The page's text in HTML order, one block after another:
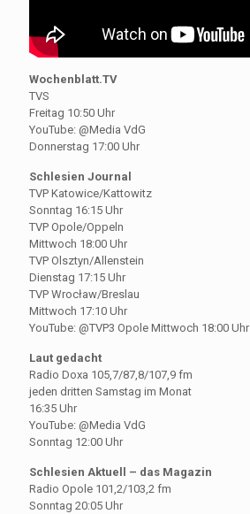
Wochenblatt.TV
TVS
Freitag 10:50 Uhr
YouTube: @Media VdG
Donnerstag 17:00 Uhr
Schlesien Journal
TVP Katowice/Kattowitz
Sonntag 16:15 Uhr
TVP Opole/Oppeln
Mittwoch 18:00 Uhr
TVP Olsztyn/Allenstein
Dienstag 17:15 Uhr
TVP Wrocław/Breslau
Mittwoch 17:10 Uhr
YouTube: @TVP3 Opole Mittwoch 18:00 Uhr
Laut gedacht
Radio Doxa 105,7/87,8/107,9 fm
jeden dritten Samstag im Monat
16:35 Uhr
YouTube: @Media VdG
Sonntag 12:00 Uhr
Schlesien Aktuell – das Magazin
Radio Opole 101,2/103,2 fm
Sonntag 20:05 Uhr